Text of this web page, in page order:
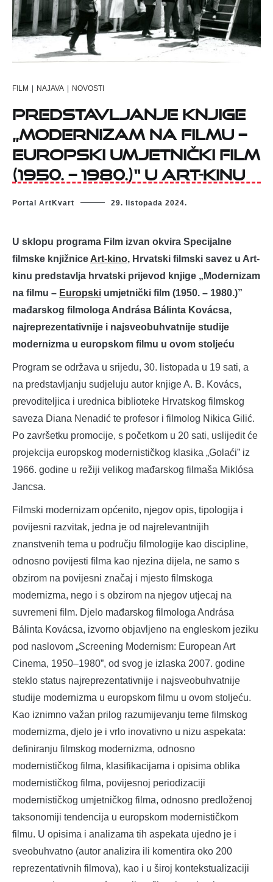
FILM | NAJAVA | NOVOSTI
Predstavljanje knjige
„Modernizam na filmu –
Europski umjetnički film
(1950. – 1980.)“ u Art-kinu
Portal ArtKvart 29. listopada 2024.
U sklopu programa Film izvan okvira Specijalne
filmske knjižnice Art-kino, Hrvatski filmski savez u Art-
kinu predstavlja hrvatski prijevod knjige „Modernizam
na filmu – Europski umjetnički film (1950. – 1980.)”
mađarskog filmologa Andrása Bálinta Kovácsa,
najreprezentativnije i najsveobuhvatnije studije
modernizma u europskom filmu u ovom stoljeću
Program se održava u srijedu, 30. listopada u 19 sati, a
na predstavljanju sudjeluju autor knjige A. B. Kovács,
prevoditeljica i urednica biblioteke Hrvatskog filmskog
saveza Diana Nenadić te profesor i filmolog Nikica Gilić.
Po završetku promocije, s početkom u 20 sati, uslijedit će
projekcija europskog modernističkog klasika „Golaći” iz
1966. godine u režiji velikog mađarskog filmaša Miklósa
Jancsa.
Filmski modernizam općenito, njegov opis, tipologija i
povijesni razvitak, jedna je od najrelevantnijih
znanstvenih tema u području filmologije kao discipline,
odnosno povijesti filma kao njezina dijela, ne samo s
obzirom na povijesni značaj i mjesto filmskoga
modernizma, nego i s obzirom na njegov utjecaj na
suvremeni film. Djelo mađarskog filmologa Andrása
Bálinta Kovácsa, izvorno objavljeno na engleskom jeziku
pod naslovom „Screening Modernism: European Art
Cinema, 1950–1980”, od svog je izlaska 2007. godine
steklo status najreprezentativnije i najsveobuhvatnije
studije modernizma u europskom filmu u ovom stoljeću.
Kao iznimno važan prilog razumijevanju teme filmskog
modernizma, djelo je i vrlo inovativno u nizu aspekata:
definiranju filmskog modernizma, odnosno
modernističkog filma, klasifikacijama i opisima oblika
modernističkog filma, povijesnoj periodizaciji
modernističkog umjetničkog filma, odnosno predloženoj
taksonomiji tendencija u europskom modernističkom
filmu. U opisima i analizama tih aspekata ujedno je i
sveobuhvatno (autor analizira ili komentira oko 200
reprezentativnih filmova), kao i u široj kontekstualizaciji